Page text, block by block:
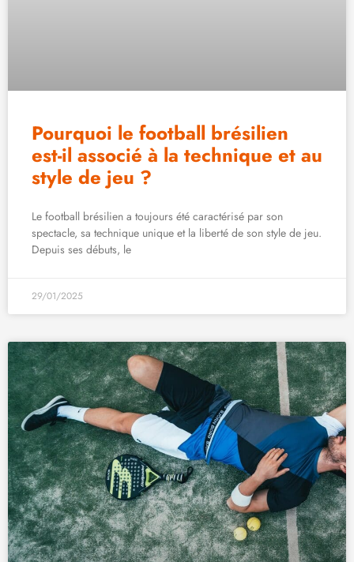
Pourquoi le football brésilien
est-il associé à la technique et au
style de jeu ?
Le football brésilien a toujours été caractérisé par son
spectacle, sa technique unique et la liberté de son style de jeu.
Depuis ses débuts, le
29/01/2025